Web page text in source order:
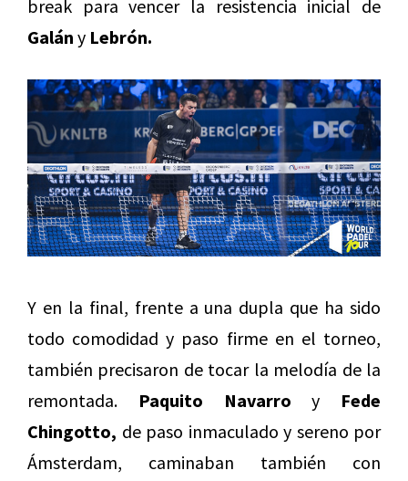
break para vencer la resistencia inicial de
Galán y Lebrón.
Y en la final, frente a una dupla que ha sido
todo comodidad y paso firme en el torneo,
también precisaron de tocar la melodía de la
remontada. Paquito Navarro y Fede
Chingotto, de paso inmaculado y sereno por
Ámsterdam, caminaban también con